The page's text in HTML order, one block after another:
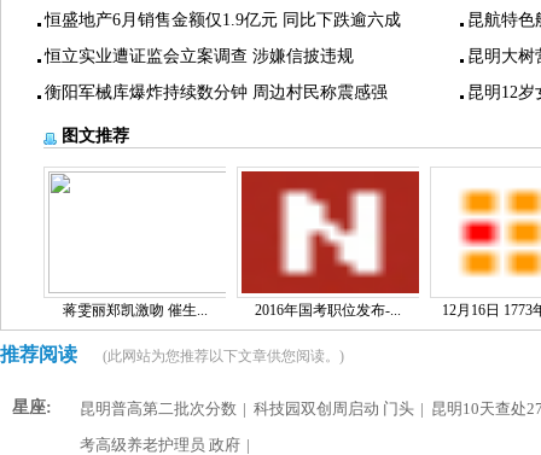
恒盛地产6月销售金额仅1.9亿元 同比下跌逾六成
恒立实业遭证监会立案调查 涉嫌信披违规
衡阳军械库爆炸持续数分钟 周边村民称震感强
昆航特色
昆明大树
昆明12
图文推荐
蒋雯丽郑凯激吻 催生... 2016年国考职位发布-... 12月16日 1773
推荐阅读 (此网站为您推荐以下文章供您阅读。)
星座: 昆明普高第二批次分数 | 科技园双创周启动 门头 | 昆明10天查处
考高级养老护理员 政府 |